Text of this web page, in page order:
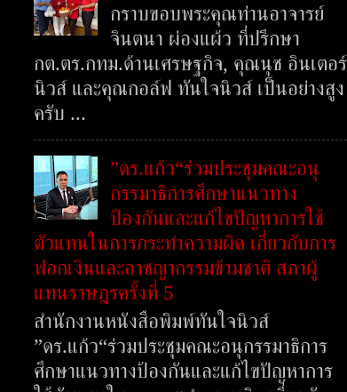
กราบขอบพระคุณท่านอาจารย์
จินตนา ผ่องแผ้ว ที่ปรึกษา
กต.ตร.กทม.ด้านเศรษฐกิจ, คุณนุช อินเตอร์
นิวส์ และคุณกอล์ฟ ทันใจนิวส์ เป็นอย่างสูง
ครับ ...
”ดร.แก้ว“ร่วมประชุมคณะอนุ
กรรมาธิการศึกษาแนวทาง
ป้องกันและแก้ไขปัญหาการใช้
ตัวแทนในการกระทำความผิด เกี่ยวกับการ
ฟอกเงินและอาชญากรรมข้ามชาติ สภาผู้
แทนราษฎรครั้งที่ 5
สำนักงานหนังสือพิมพ์ทันใจนิวส์
”ดร.แก้ว“ร่วมประชุมคณะอนุกรรมาธิการ
ศึกษาแนวทางป้องกันและแก้ไขปัญหาการ